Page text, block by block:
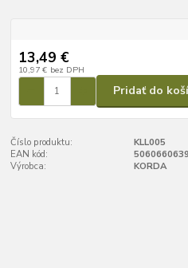
13,49 €
10,97 € bez DPH
Pridať do
Číslo produktu:
KLL005
EAN kód:
Výrobca:
KORDA